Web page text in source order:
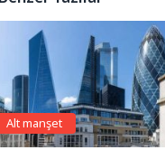
Alt manşet